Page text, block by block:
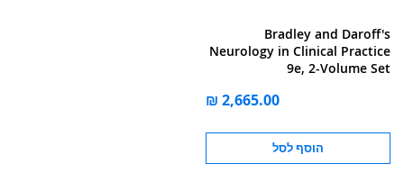
Bradley and Daroff's
Neurology in Clinical Practice
9e, 2-Volume Set
הוסף לסל